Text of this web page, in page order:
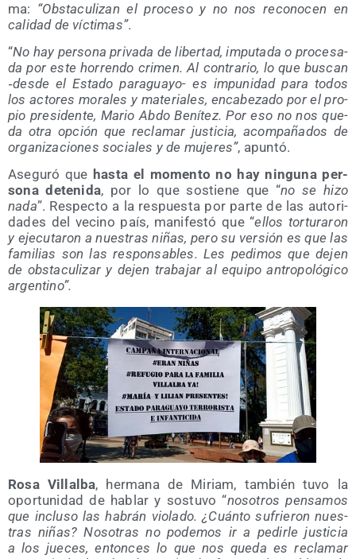
ma: “Obs­ta­cu­li­zan el pro­ce­so y no nos reco­no­cen en
cali­dad de víc­ti­mas”.
“No hay per­so­na pri­va­da de liber­tad, impu­tada o pro­ce­sa­
da por este horren­do cri­men. Al con­tra­rio, lo que bus­can
‑des­de el Esta­do para­gua­yo- es impu­ni­dad para todos
los acto­res mora­les y mate­ria­les, enca­be­za­do por el pro­
pio pre­si­den­te, Mario Abdo Bení­tez. Por eso no nos que­
da otra opción que recla­mar jus­ti­cia, acom­pa­ña­dos de
orga­ni­za­cio­nes socia­les y de muje­res”, apun­tó.
Ase­gu­ró que has­ta el momen­to no hay nin­gu­na per­
so­na dete­ni­da, por lo que sos­tie­ne que “no se hizo
nada”. Res­pec­to a la res­pues­ta por par­te de las auto­ri­
da­des del vecino país, mani­fes­tó que “ellos tor­tu­ra­ron
y eje­cu­ta­ron a nues­tras niñas, pero su ver­sión es que las
fami­lias son las res­pon­sa­bles. Les pedi­mos que dejen
de obs­ta­cu­li­zar y dejen tra­ba­jar al equi­po antro­po­ló­gi­co
argentino”.
Rosa Villal­ba, her­ma­na de Miriam, tam­bién tuvo la
opor­tu­ni­dad de hablar y sos­tu­vo “noso­tros pen­sa­mos
que inclu­so las habrán vio­la­do. ¿Cuán­to sufrie­ron nues­
tras niñas? Noso­tras no pode­mos ir a pedir­le jus­ti­cia
a los jue­ces, enton­ces lo que nos que­da es recla­mar